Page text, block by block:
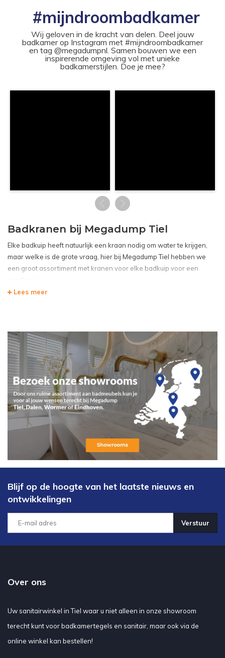
#mijndroombadkamer
Wij geloven in de kracht van delen. Deel jouw
badkamer op Instagram met #mijndroombadkamer
en tag @megadumpnl. Samen bouwen we een
inspirerende omgeving vol met unieke
badkamerstijlen. Doe je mee?
Badkranen bij Megadump Tiel
Elke badkuip heeft natuurlijk een kraan nodig om water te krijgen,
maar welke is de grote vraag, hier bij Megadump Tiel hebben we
een groot assortiment met kranen voor elke badkuip voor een
gebruik.
Lees meer
Blijf op de hoogte van het laatste nieuws en
ontwikkelingen
Verstuur
Over ons
Uw sanitairwinkel in Tiel waar u niet alleen in onze showroom
terecht kunt voor badkamertegels en sanitair, maar ook via de
online winkel kan bestellen!